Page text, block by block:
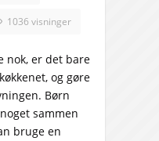
1036 visninger
nok, er det bare
og gøre
Børn
sammen
bruge en